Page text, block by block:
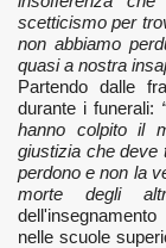
scetticismo per
non abbiamo
quasi a nostra
Partendo dalle
durante i funerali:
hanno colpito il
giustizia che deve
perdono e non la
morte degli
nelle scuole